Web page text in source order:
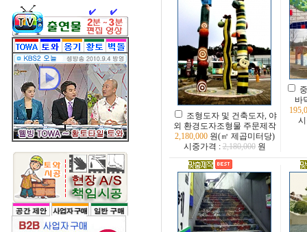
조형도자 및 건축도자, 야
외 환경도자조형물 주문제작
2,180,000원(㎡ 제곱미터당)
시중가격 :2,180,000원
바